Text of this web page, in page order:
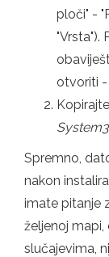
ploči" -
"Vrsta").
otvoriti -
Spremno,
nakon
imate pitanje
željenoj mapi,
slučajevima,